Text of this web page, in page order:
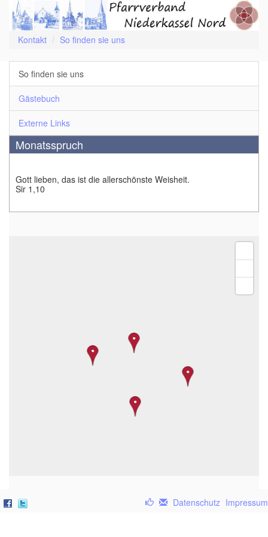
Kontakt So finden sie uns
So finden sie uns
Gästebuch
Externe Links
Monatsspruch
Gott lieben, das ist die allerschönste Weisheit.
Sir 1,10
Datenschutz Impressum